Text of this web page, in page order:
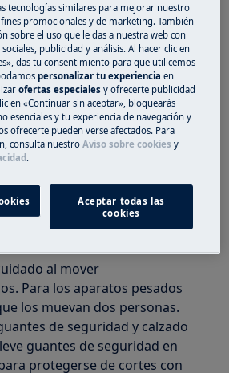
RIESGO DE LESIÓN
al mover
Para los aparatos pesados
los muevan dos personas.
de seguridad y calzado
guantes de seguridad en
protegerse de cortes con
tecnologías similares para mejorar nuestro
promocionales y de marketing. También
sobre el uso que le das a nuestra web con
publicidad y análisis. Al hacer clic en
das tu consentimiento para que utilicemos
personalizar tu experienciaen
ofertas especiales y ofrecerte publicidad
en «Continuar sin aceptar», bloquearás
esenciales y tu experiencia de navegación y
ofrecerte pueden verse afectados. Para
consulta nuestroAviso sobre cookies y
.
Aceptar todas las
cookies